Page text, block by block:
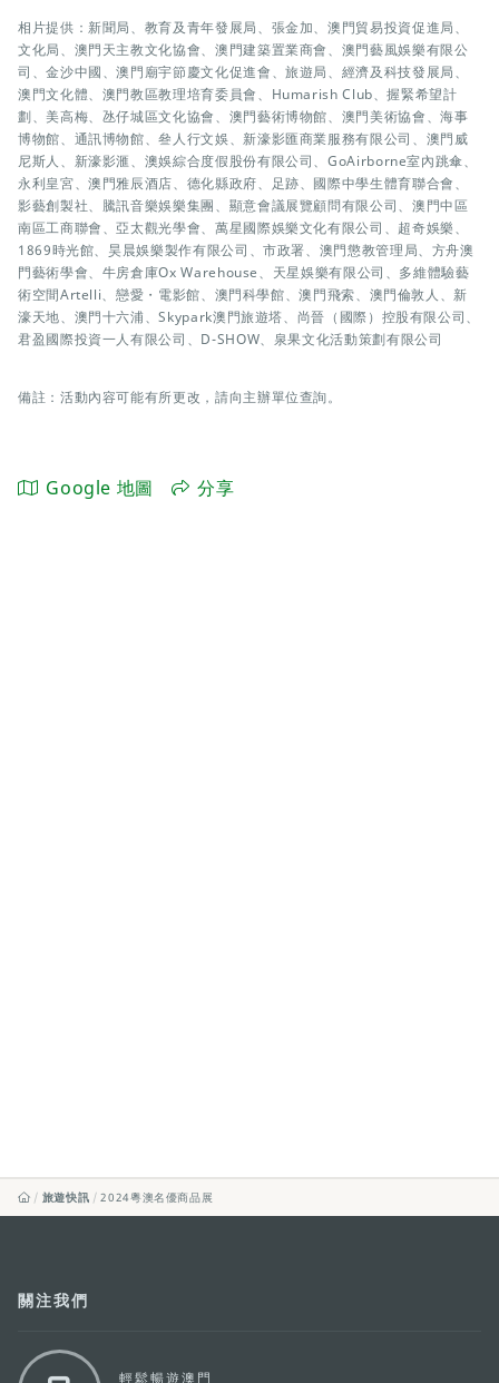
相片提供：新聞局、教育及青年發展局、張金加、澳門貿易投資促進局、
文化局、澳門天主教文化協會、澳門建築置業商會、澳門藝風娛樂有限公
司、金沙中國、澳門廟宇節慶文化促進會、旅遊局、經濟及科技發展局、
澳門文化體、澳門教區教理培育委員會、Humarish Club、握緊希望計
劃、美高梅、氹仔城區文化協會、澳門藝術博物館、澳門美術協會、海事
博物館、通訊博物館、叄人行文娛、新濠影匯商業服務有限公司、澳門威
尼斯人、新濠影滙、澳娛綜合度假股份有限公司、GoAirborne室內跳傘、
永利皇宮、澳門雅辰酒店、德化縣政府、足跡、國際中學生體育聯合會、
影藝創製社、騰訊音樂娛樂集團、顯意會議展覽顧問有限公司、澳門中區
南區工商聯會、亞太觀光學會、萬星國際娛樂文化有限公司、超奇娛樂、
1869時光館、昊晨娛樂製作有限公司、市政署、澳門懲教管理局、方舟澳
門藝術學會、牛房倉庫Ox Warehouse、天星娛樂有限公司、多維體驗藝
術空間Artelli、戀愛・電影館、澳門科學館、澳門飛索、澳門倫敦人、新
濠天地、澳門十六浦、Skypark澳門旅遊塔、尚晉（國際）控股有限公司、
君盈國際投資一人有限公司、D-SHOW、泉果文化活動策劃有限公司
備註：活動內容可能有所更改，請向主辦單位查詢。
Google 地圖 分享
旅遊快訊 2024粵澳名優商品展
關注我們
輕鬆暢遊澳門